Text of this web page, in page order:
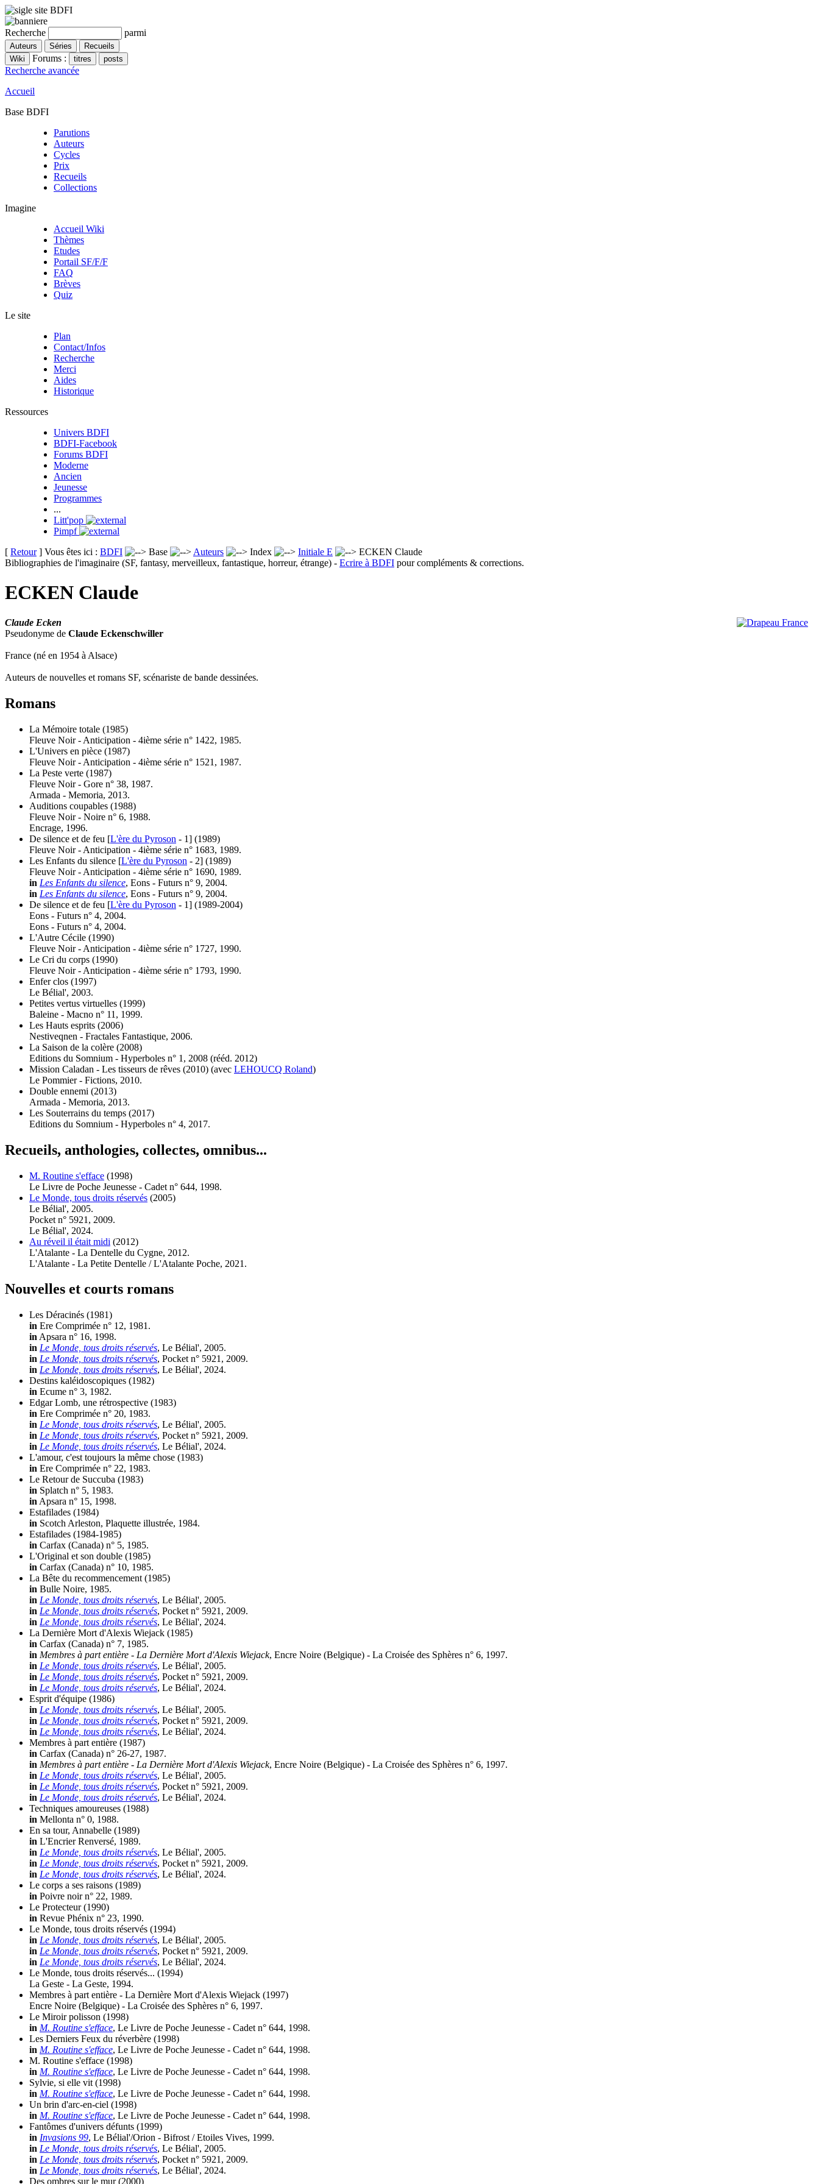
Recherche parmi
Forums :
Recherche avancée
Accueil
Base BDFI
Parutions
Auteurs
Cycles
Prix
Recueils
Collections
Imagine
Accueil Wiki
Thèmes
Etudes
Portail SF/F/F
FAQ
Brèves
Quiz
Le site
Plan
Contact/Infos
Recherche
Merci
Aides
Historique
Ressources
Univers BDFI
BDFI-Facebook
Forums BDFI
Moderne
Ancien
Jeunesse
Programmes
...
Litt'pop
Pimpf
[ Retour] Vous êtes ici : BDFI Base Auteurs Index Initiale E
ECKEN Claude
Bibliographies de l'imaginaire (SF, fantasy, merveilleux, fantastique, horreur, étrange) - Ecrire à BDFI pour compléments & corrections.
ECKEN Claude
Claude Ecken
Pseudonyme de Claude Eckenschwiller
France (né en 1954 à Alsace)
Auteurs de nouvelles et romans SF, scénariste de bande dessinées.
Romans
La Mémoire totale (1985)
Fleuve Noir - Anticipation - 4ième série n° 1422, 1985.
L'Univers en pièce (1987)
Fleuve Noir - Anticipation - 4ième série n° 1521, 1987.
La Peste verte (1987)
Fleuve Noir - Gore n° 38, 1987.
Armada - Memoria, 2013.
Auditions coupables (1988)
Fleuve Noir - Noire n° 6, 1988.
Encrage, 1996.
De silence et de feu [L'ère du Pyroson - 1] (1989)
Fleuve Noir - Anticipation - 4ième série n° 1683, 1989.
Les Enfants du silence [L'ère du Pyroson - 2] (1989)
Fleuve Noir - Anticipation - 4ième série n° 1690, 1989.
in Les Enfants du silence, Eons - Futurs n° 9, 2004.
in Les Enfants du silence, Eons - Futurs n° 9, 2004.
De silence et de feu [L'ère du Pyroson - 1] (1989-2004)
Eons - Futurs n° 4, 2004.
Eons - Futurs n° 4, 2004.
L'Autre Cécile (1990)
Fleuve Noir - Anticipation - 4ième série n° 1727, 1990.
Le Cri du corps (1990)
Fleuve Noir - Anticipation - 4ième série n° 1793, 1990.
Enfer clos (1997)
Le Bélial', 2003.
Petites vertus virtuelles (1999)
Baleine - Macno n° 11, 1999.
Les Hauts esprits (2006)
Nestiveqnen - Fractales Fantastique, 2006.
La Saison de la colère (2008)
Editions du Somnium - Hyperboles n° 1, 2008 (rééd. 2012)
Mission Caladan - Les tisseurs de rêves (2010) (avec LEHOUCQ Roland)
Le Pommier - Fictions, 2010.
Double ennemi (2013)
Armada - Memoria, 2013.
Les Souterrains du temps (2017)
Editions du Somnium - Hyperboles n° 4, 2017.
Recueils, anthologies, collectes, omnibus...
M. Routine s'efface (1998)
Le Livre de Poche Jeunesse - Cadet n° 644, 1998.
Le Monde, tous droits réservés (2005)
Le Bélial', 2005.
Pocket n° 5921, 2009.
Le Bélial', 2024.
Au réveil il était midi (2012)
L'Atalante - La Dentelle du Cygne, 2012.
L'Atalante - La Petite Dentelle / L'Atalante Poche, 2021.
Nouvelles et courts romans
Les Déracinés (1981)
in Ere Comprimée n° 12, 1981.
in Apsara n° 16, 1998.
in Le Monde, tous droits réservés, Le Bélial', 2005.
in Le Monde, tous droits réservés, Pocket n° 5921, 2009.
in Le Monde, tous droits réservés, Le Bélial', 2024.
Destins kaléidoscopiques (1982)
in Ecume n° 3, 1982.
Edgar Lomb, une rétrospective (1983)
in Ere Comprimée n° 20, 1983.
in Le Monde, tous droits réservés, Le Bélial', 2005.
in Le Monde, tous droits réservés, Pocket n° 5921, 2009.
in Le Monde, tous droits réservés, Le Bélial', 2024.
L'amour, c'est toujours la même chose (1983)
in Ere Comprimée n° 22, 1983.
Le Retour de Succuba (1983)
in Splatch n° 5, 1983.
in Apsara n° 15, 1998.
Estafilades (1984)
in Scotch Arleston, Plaquette illustrée, 1984.
Estafilades (1984-1985)
in Carfax (Canada) n° 5, 1985.
L'Original et son double (1985)
in Carfax (Canada) n° 10, 1985.
La Bête du recommencement (1985)
in Bulle Noire, 1985.
in Le Monde, tous droits réservés, Le Bélial', 2005.
in Le Monde, tous droits réservés, Pocket n° 5921, 2009.
in Le Monde, tous droits réservés, Le Bélial', 2024.
La Dernière Mort d'Alexis Wiejack (1985)
in Carfax (Canada) n° 7, 1985.
in Membres à part entière - La Dernière Mort d'Alexis Wiejack, Encre Noire (Belgique) - La Croisée des Sphères n° 6, 1997.
in Le Monde, tous droits réservés, Le Bélial', 2005.
in Le Monde, tous droits réservés, Pocket n° 5921, 2009.
in Le Monde, tous droits réservés, Le Bélial', 2024.
Esprit d'équipe (1986)
in Le Monde, tous droits réservés, Le Bélial', 2005.
in Le Monde, tous droits réservés, Pocket n° 5921, 2009.
in Le Monde, tous droits réservés, Le Bélial', 2024.
Membres à part entière (1987)
in Carfax (Canada) n° 26-27, 1987.
in Membres à part entière - La Dernière Mort d'Alexis Wiejack, Encre Noire (Belgique) - La Croisée des Sphères n° 6, 1997.
in Le Monde, tous droits réservés, Le Bélial', 2005.
in Le Monde, tous droits réservés, Pocket n° 5921, 2009.
in Le Monde, tous droits réservés, Le Bélial', 2024.
Techniques amoureuses (1988)
in Mellonta n° 0, 1988.
En sa tour, Annabelle (1989)
in L'Encrier Renversé, 1989.
in Le Monde, tous droits réservés, Le Bélial', 2005.
in Le Monde, tous droits réservés, Pocket n° 5921, 2009.
in Le Monde, tous droits réservés, Le Bélial', 2024.
Le corps a ses raisons (1989)
in Poivre noir n° 22, 1989.
Le Protecteur (1990)
in Revue Phénix n° 23, 1990.
Le Monde, tous droits réservés (1994)
in Le Monde, tous droits réservés, Le Bélial', 2005.
in Le Monde, tous droits réservés, Pocket n° 5921, 2009.
in Le Monde, tous droits réservés, Le Bélial', 2024.
Le Monde, tous droits réservés... (1994)
La Geste - La Geste, 1994.
Membres à part entière - La Dernière Mort d'Alexis Wiejack (1997)
Encre Noire (Belgique) - La Croisée des Sphères n° 6, 1997.
Le Miroir polisson (1998)
in M. Routine s'efface, Le Livre de Poche Jeunesse - Cadet n° 644, 1998.
Les Derniers Feux du réverbère (1998)
in M. Routine s'efface, Le Livre de Poche Jeunesse - Cadet n° 644, 1998.
M. Routine s'efface (1998)
in M. Routine s'efface, Le Livre de Poche Jeunesse - Cadet n° 644, 1998.
Sylvie, si elle vit (1998)
in M. Routine s'efface, Le Livre de Poche Jeunesse - Cadet n° 644, 1998.
Un brin d'arc-en-ciel (1998)
in M. Routine s'efface, Le Livre de Poche Jeunesse - Cadet n° 644, 1998.
Fantômes d'univers défunts (1999)
in Invasions 99, Le Bélial'/Orion - Bifrost / Etoiles Vives, 1999.
in Le Monde, tous droits réservés, Le Bélial', 2005.
in Le Monde, tous droits réservés, Pocket n° 5921, 2009.
in Le Monde, tous droits réservés, Le Bélial', 2024.
Des ombres sur le mur (2000)